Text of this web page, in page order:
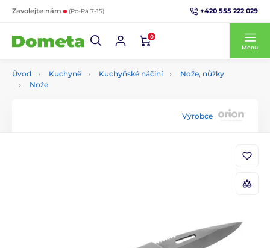
Zavolejte nám (Po-Pá 7-15) +420 555 222 029
0
Menu
Úvod Kuchyně Kuchyňské náčiní
Nože, nůžky
Nože
Výrobce